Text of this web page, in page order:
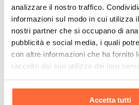
analizzare il nostro traffico.
informazioni sul modo in cui utilizza
nostri partner che si occupano di
pubblicità e social media, i quali
con altre informazioni che ha fornito
raccolto dal suo utilizzo dei loro
Accetta tutti